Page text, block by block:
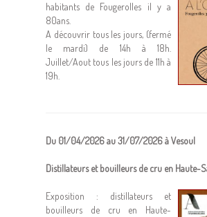
habitants de Fougerolles il y a
80ans.
A découvrir tous les jours, (fermé
le mardi) de 14h à 18h.
Juillet/Aout tous les jours de 11h à
19h.
Du 01/04/2026 au 31/07/2026 à Vesoul
Distillateurs et bouilleurs de cru en Haute-
Exposition : distillateurs et
bouilleurs de cru en Haute-